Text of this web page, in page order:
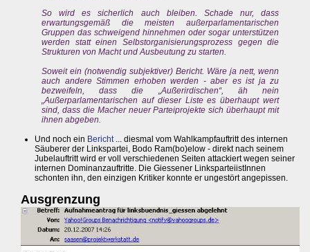
So wird es sicherlich auch bleiben. Schade nur, dass
erwartungsgemäß die meisten außerparlamentarischen
Gruppen das schweigend hinnehmen oder sogar unterstützen
werden statt einen Selbstorganisierungsprozess gegen die
Strukturen von Macht und Ausbeutung zu starten.
Soweit ein (notwendig subjektiver) Bericht. Wäre ja nett, wenn
auch andere Stimmen erhoben werden - aber es ist ja zu
bezweifeln, dass die „Außerirdischen“, äh nein
„Außerparlamentarischen auf dieser Liste es überhaupt wert
sind, dass die Macher neuer Parteiprojekte sich überhaupt mit
ihnen abgeben.
Und noch ein Bericht... diesmal vom Wahlkampfauftritt des internen
Säuberer der Linkspartei, Bodo Ram(bo)elow - direkt nach seinem
Jubelauftritt wird er voll verschiedenen Seiten attackiert wegen seiner
internen Dominanzauftritte. Die Giessener LinksparteiistInnen
schonten ihn, den einzigen Kritiker konnte er ungestört angepissen.
Ausgrenzung